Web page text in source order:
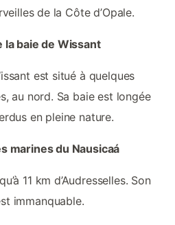
de la Côte d’Opale.
la baie de Wissant
est situé à quelques
au nord. Sa baie est longée
en pleine nature.
marines du Nausicaá
11 km d’Audresselles. Son
immanquable.